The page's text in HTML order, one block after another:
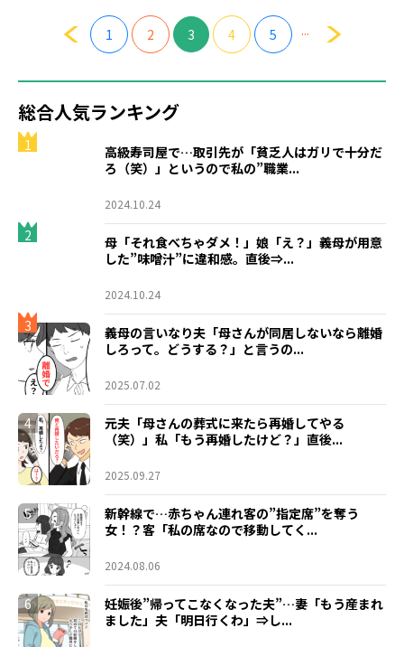
1 2 3 4 5 ...
総合人気ランキング
1
高級寿司屋で…取引先が「貧乏人はガリで十分だ
ろ（笑）」というので私の”職業...
2024.10.24
2
母「それ食べちゃダメ！」娘「え？」義母が用意
した”味噌汁”に違和感。直後⇒...
2024.10.24
3
義母の言いなり夫「母さんが同居しないなら離婚
しろって。どうする？」と言うの...
2025.07.02
4
元夫「母さんの葬式に来たら再婚してやる
（笑）」私「もう再婚したけど？」直後...
2025.09.27
5
新幹線で…赤ちゃん連れ客の”指定席”を奪う
女！？客「私の席なので移動してく...
2024.08.06
6
妊娠後”帰ってこなくなった夫”…妻「もう産まれ
ました」夫「明日行くわ」⇒し...